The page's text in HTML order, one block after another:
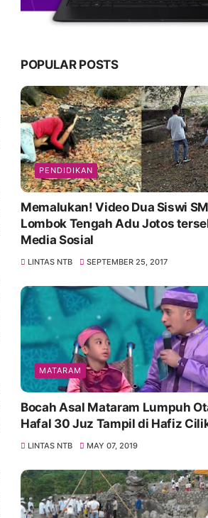
POPULAR POSTS
PENDIDIKAN
Memalukan! Video Dua Siswi SMK di
Lombok Tengah Adu Jotos
Media Sosial
LINTAS NTB SEPTEMBER 25, 2017
MATARAM
Bocah Asal Mataram Lumpuh
Hafal 30 Juz Tampil di Hafiz
LINTAS NTB MAY 07, 2019